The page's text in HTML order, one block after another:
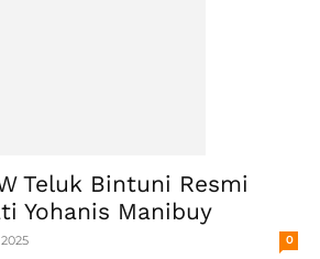
Teluk Bintuni Resmi
Yohanis Manibuy
0